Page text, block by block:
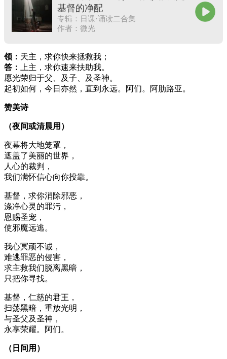
基督的净配
专辑：日课·诵读二合集
作者：微光
领： 天主，求你快来拯救我；
答：
上主，求你速来扶助我。
愿光荣归于父、及子、及圣神。
起初如何，今日亦然，直到永远。阿们。阿肋路亚。
赞美诗
（夜间或清晨用）
夜幕将大地笼罩，
遮盖了美丽的世界，
人心的裁判，
我们满怀信心向你投靠。
基督，求你消除邪恶，
涤净心灵的罪污，
恩赐圣宠，
使邪魔远逃。
我心冥顽不诚，
难逃罪恶的侵害，
求主救我们脱离黑暗，
只把你寻找。
基督，仁慈的君王，
扫荡黑暗，重放光明，
与圣父及圣神，
永享荣耀。阿们。
（日间用）